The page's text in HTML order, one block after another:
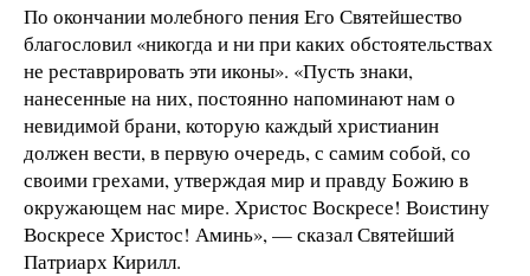
По окончании молебного пения Его Святейшество
благословил «никогда и ни при каких обстоятельствах
не реставрировать эти иконы». «Пусть знаки,
нанесенные на них, постоянно напоминают нам о
невидимой брани, которую каждый христианин
должен вести, в первую очередь, с самим собой, со
своими грехами, утверждая мир и правду Божию в
окружающем нас мире. Христос Воскресе! Воистину
Воскресе Христос! Аминь», — сказал Святейший
Патриарх Кирилл.